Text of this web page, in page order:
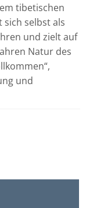
tibetischen
sich selbst als
und zielt auf
Natur des
und